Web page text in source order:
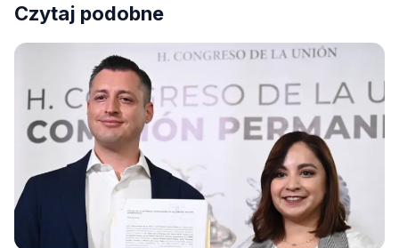
Czytaj podobne